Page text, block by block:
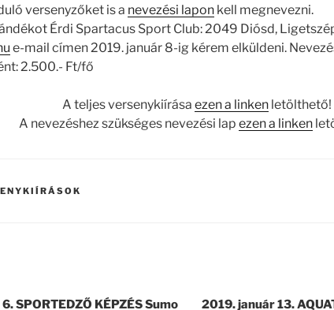
versenyzőket is a nevezési lapon kell megnevezni.
Érdi Spartacus Sport Club: 2049 Diósd,
e-mail címen 2019. január 8-ig kérem elküldeni.
2.500.- Ft/fő
A teljes versenykiírása ezen a linken letölthető!
A nevezéshez szükséges nevezési lap ezen a linken
SPORTEDZŐ KÉPZÉS Sumo
2019. január 13.